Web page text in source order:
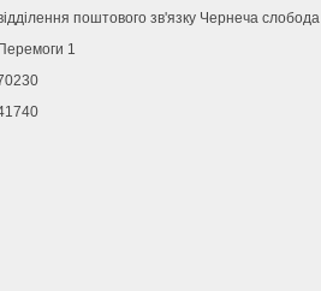
поштового зв'язку Чернеча слобода
Перемоги 1